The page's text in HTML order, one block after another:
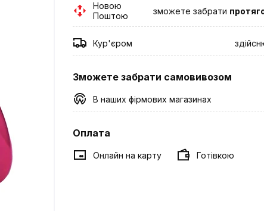
Новою
Поштою
зможете забрати
Кур'єром
Зможете забрати самовивозом
В наших фірмових магазинах
Оплата
Онлайн на карту Готівкою